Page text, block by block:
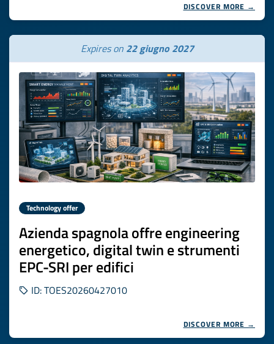
DISCOVER MORE →
Expires on 22 giugno 2027
Technology offer
Azienda spagnola offre engineering
energetico, digital twin e strumenti
EPC-SRI per edifici
ID: TOES20260427010
DISCOVER MORE →